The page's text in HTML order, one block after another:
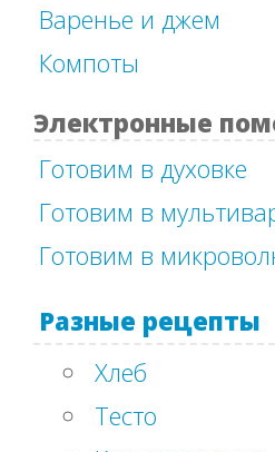
Варенье и джем
Компоты
Электронные
Готовим в духовке
Готовим в
Готовим в
Разные рецепты
Хлеб
Тесто